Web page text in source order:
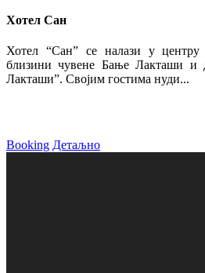
Хотел Сан
Хотел “Сан” се налази у центру
близини чувене Бање Лакташи и
Лакташи”. Својим гостима нуди...
Booking Детаљно